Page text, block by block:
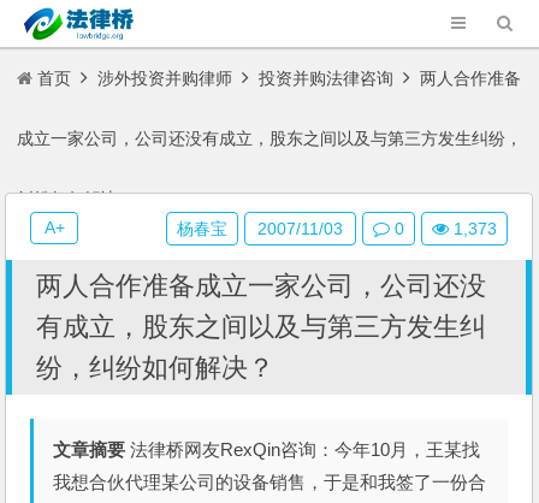
首页 涉外投资并购律师 投资并购法律咨询 两人合作准备
成立一家公司，公司还没有成立，股东之间以及与第三方发生纠纷，
纠纷如何解决？
两人合作准备成立一家公司，公司还没
有成立，股东之间以及与第三方发生纠
纷，纠纷如何解决？
文章摘要 法律桥网友RexQin咨询：今年10月，王某找
我想合伙代理某公司的设备销售，于是和我签了一份合
杨春宝 2007/11/03 0 1,373
A+